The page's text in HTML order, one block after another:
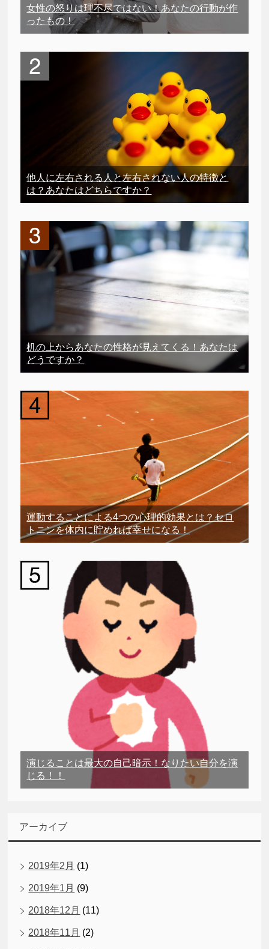
女性の怒りは理不尽ではない！あなたの行動が作
ったもの！
他人に左右される人と左右されない人の特徴と
は？あなたはどちらですか？
机の上からあなたの性格が見えてくる！あなたは
どうですか？
運動することによる4つの心理的効果とは？セロ
トニンを体内に貯めれば幸せになる！
演じることは最大の自己暗示！なりたい自分を演
じる！！
アーカイブ
2019年2月 (1)
2019年1月 (9)
2018年12月 (11)
2018年11月 (2)